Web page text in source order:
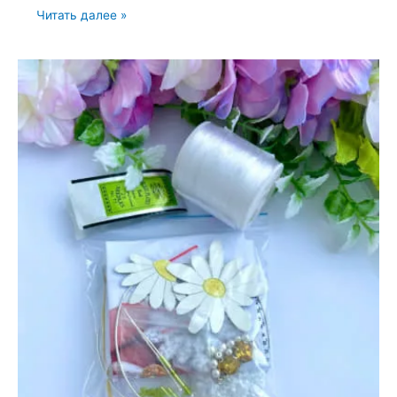
Броши:
Брошь
пока
свободна
цена
Читать далее »